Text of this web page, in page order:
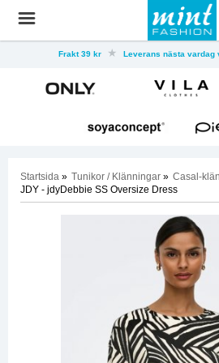
Frakt 39 kr Leverans nästa vardag
Startsida » Tunikor / Klänningar » Casal-
JDY - jdyDebbie SS Oversize Dress